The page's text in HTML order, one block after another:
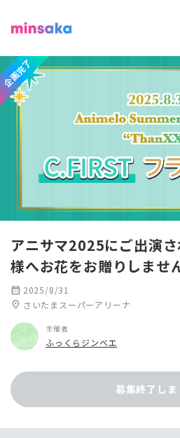
企画完了
アニサマ2025にご出演
様へお花をお贈りしませ
calendar_month 2025/8/31
location_on さいたまスーパーアリーナ
主催者
ふっくらジンベエ
募集終了しま